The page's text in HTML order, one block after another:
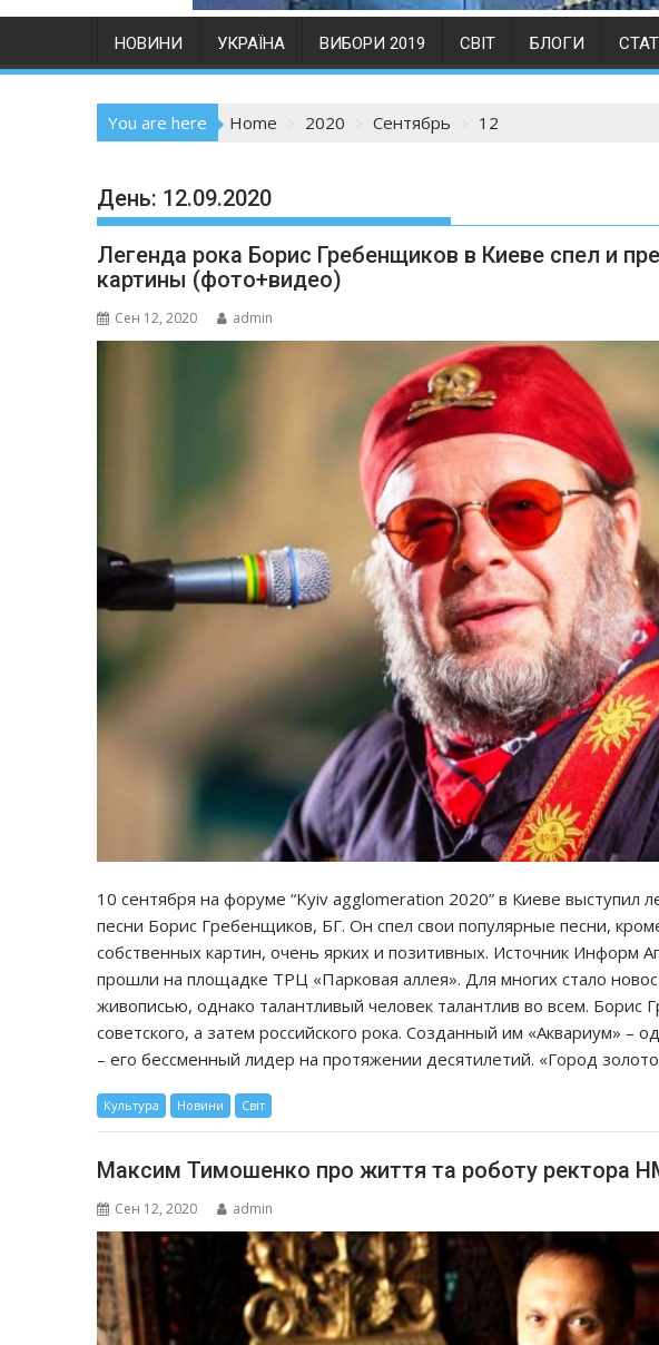
НОВИНИ УКРАЇНА ВИБОРИ 2019 СВІТ БЛОГИ
You are here Home 2020 Сентябрь 12
День: 12.09.2020
Легенда рока Борис Гребенщиков в Киеве спел и
картины (фото+видео)
Сен 12, 2020 admin
10 сентября на форуме “Kyiv agglomeration 2020” в Киеве выступил
песни Борис Гребенщиков, БГ. Он спел свои популярные песни,
собственных картин, очень ярких и позитивных. Источник Информ
прошли на площадке ТРЦ «Парковая аллея». Для многих стало
живописью, однако талантливый человек талантлив во всем. Борис
советского, а затем российского рока. Созданный им «Аквариум» –
– его бессменный лидер на протяжении десятилетий. «Город
Культура Новини Світ
Максим Тимошенко про життя та роботу ректора
Сен 12, 2020 admin